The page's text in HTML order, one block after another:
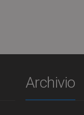
Archivio